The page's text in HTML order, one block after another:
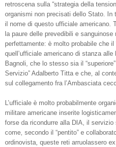
retroscena sulla “strategia della
organismi non precisati dello Stato.
il nome di questo ufficiale americano.
la paure delle prevedibili e
perfettamente: è molto probabile che
quell’ufficiale americano di stanza
Bagnoli, che lo stesso sia il
Servizio” Adalberto Titta e che, al
sul collegamento fra l’Ambasciata
L’ufficiale è molto probabilmente
militare americane inserite
forse da ricondurre alla DIA, il
come, secondo il “pentito” e
ordinovista, queste reti arruolassero